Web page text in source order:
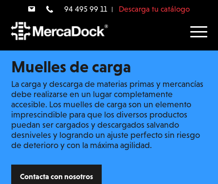
94 495 99 11 Descarga tu catálogo
Muelles de carga
La carga y descarga de materias primas y mercancías
debe realizarse en un lugar completamente
accesible. Los muelles de carga son un elemento
imprescindible para que los diversos productos
puedan ser cargados y descargados salvando
desniveles y logrando un ajuste perfecto sin riesgo
de deterioro y con la máxima agilidad.
Contacta con nosotros